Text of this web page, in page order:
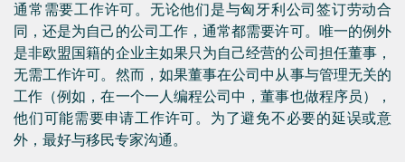
通常需要工作许可。无论他们是与匈牙利公司签订劳动合
同，还是为自己的公司工作，通常都需要许可。唯一的例外
是非欧盟国籍的企业主如果只为自己经营的公司担任董事，
无需工作许可。然而，如果董事在公司中从事与管理无关的
工作（例如，在一个一人编程公司中，董事也做程序员），
他们可能需要申请工作许可。为了避免不必要的延误或意
外，最好与移民专家沟通。